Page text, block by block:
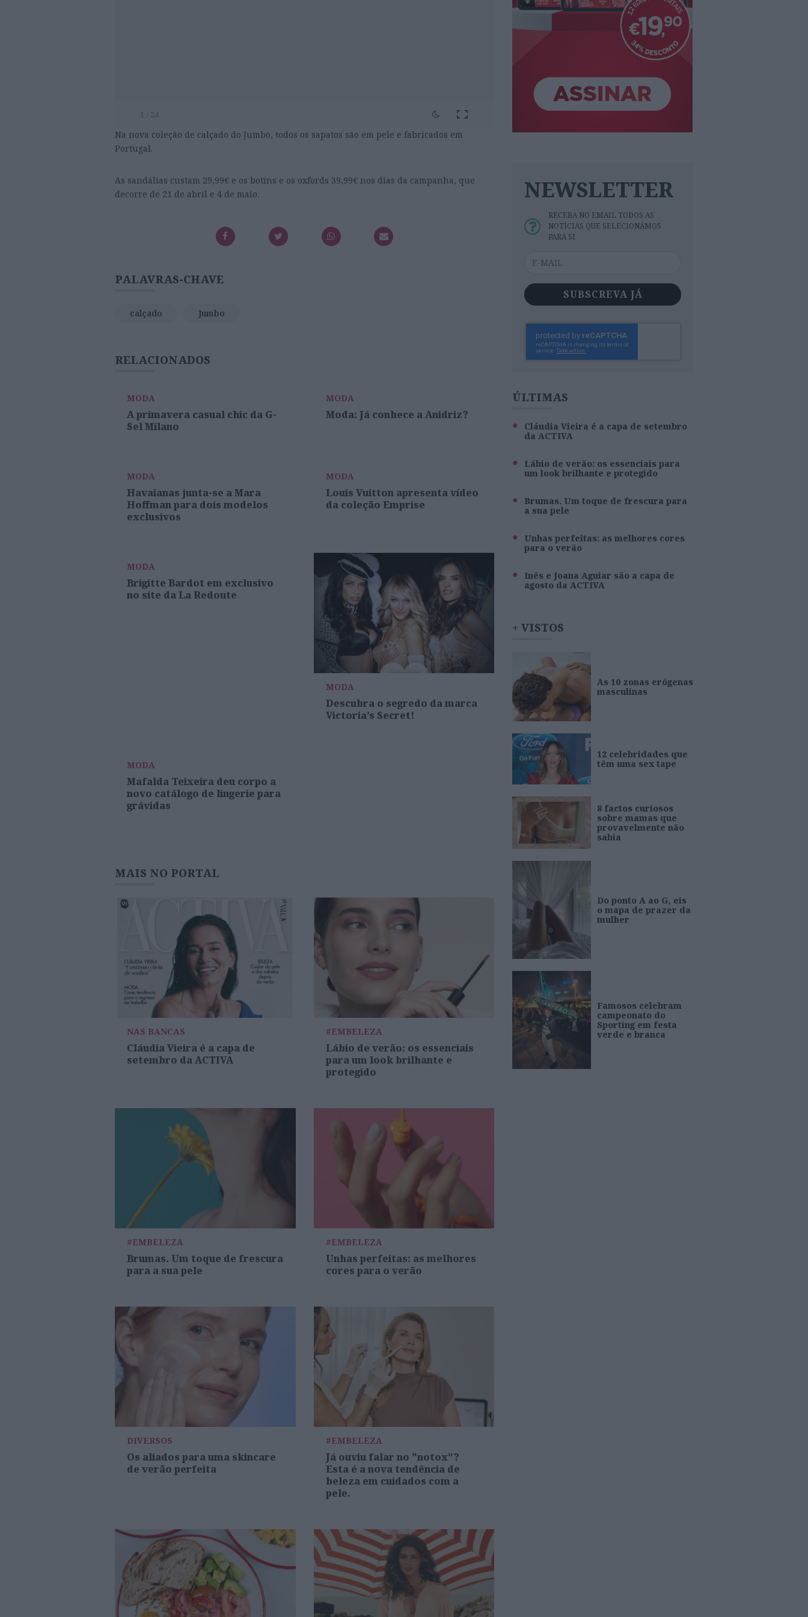
1 / 24
Na nova coleção de calçado do Jumbo, todos os sapatos são em pele e fabricados em
Portugal.
As sandálias custam 29,99€ e os botins e os oxfords 39,99€ nos dias da campanha, que
decorre de 21 de abril e 4 de maio.
PALAVRAS-CHAVE
calçado Jumbo
RELACIONADOS
MODA
A primavera casual chic da G-
Sel Milano
MODA
Moda: Já conhece a Anidriz?
MODA
Havaianas junta-se a Mara
Hoffman para dois modelos
exclusivos
MODA
Louis Vuitton apresenta vídeo
da coleção Emprise
MODA
Brigitte Bardot em exclusivo
no site da La Redoute
MODA
Descubra o segredo da marca
Victoria’s Secret!
MODA
Mafalda Teixeira deu corpo a
novo catálogo de lingerie para
grávidas
MAIS NO PORTAL
NAS BANCAS
Cláudia Vieira é a capa de
setembro da ACTIVA
#EMBELEZA
Lábio de verão: os essenciais
para um look brilhante e
protegido
#EMBELEZA
Brumas. Um toque de frescura
para a sua pele
#EMBELEZA
Unhas perfeitas: as melhores
cores para o verão
DIVERSOS
Os aliados para uma skincare
de verão perfeita
#EMBELEZA
Já ouviu falar no "notox"?
Esta é a nova tendência de
beleza em cuidados com a
pele.
NEWSLETTER
RECEBA NO EMAIL TODOS AS
NOTÍCIAS QUE SELECIONÁMOS
PARA SI
SUBSCREVA JÁ
ÚLTIMAS
Cláudia Vieira é a capa de setembro
da ACTIVA
Lábio de verão: os essenciais para
um look brilhante e protegido
Brumas. Um toque de frescura para
a sua pele
Unhas perfeitas: as melhores cores
para o verão
Inês e Joana Aguiar são a capa de
agosto da ACTIVA
+ VISTOS
As 10 zonas erógenas
masculinas
12 celebridades que
têm uma sex tape
8 factos curiosos
sobre mamas que
provavelmente não
sabia
Do ponto A ao G, eis
o mapa de prazer da
mulher
Famosos celebram
campeonato do
Sporting em festa
verde e branca